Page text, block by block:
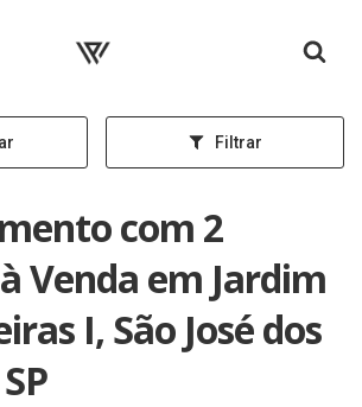
Página inicial
Filtrar
com 2
Venda em Jardim
I, São José dos